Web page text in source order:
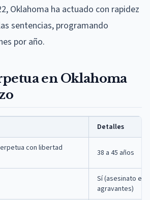
Oklahoma ha actuado con rapidez
sentencias, programando
por año.
en Oklahoma
Detalles
con libertad
38 a 45 años
Sí (asesinato en
agravantes)